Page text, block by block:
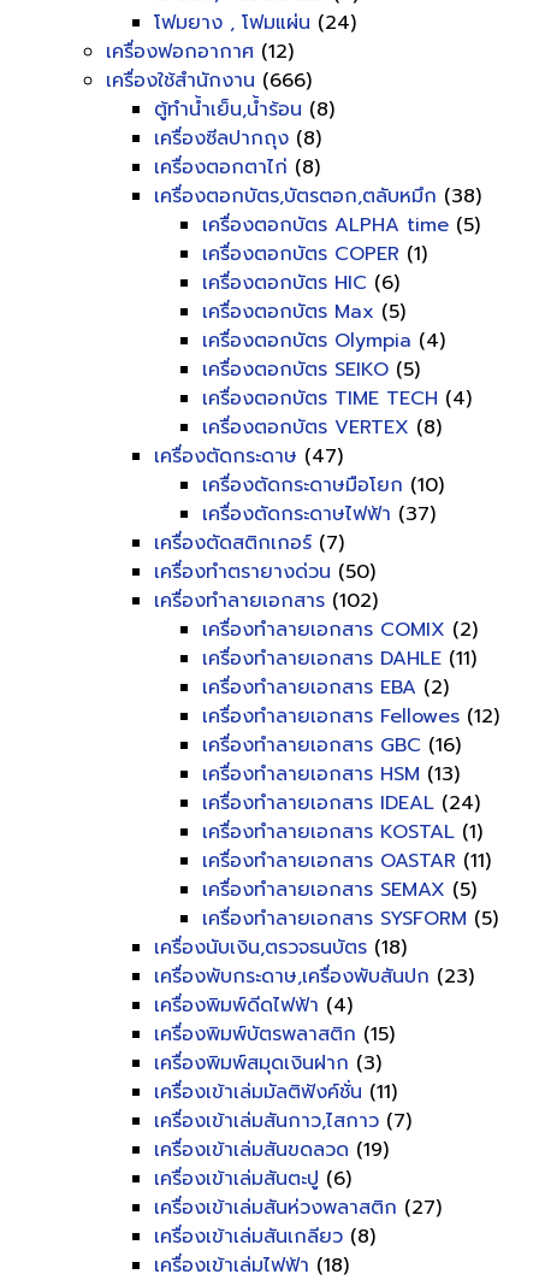
โฟมยาง , โฟมแผ่น (24)
เครื่องฟอกอากาศ (12)
เครื่องใช้สำนักงาน (666)
ตู้ทำน้ำเย็น,น้ำร้อน (8)
เครื่องซีลปากถุง (8)
เครื่องตอกตาไก่ (8)
เครื่องตอกบัตร,บัตรตอก,ตลับหมึก (38)
เครื่องตอกบัตร ALPHA time (5)
เครื่องตอกบัตร COPER (1)
เครื่องตอกบัตร HIC (6)
เครื่องตอกบัตร Max (5)
เครื่องตอกบัตร Olympia (4)
เครื่องตอกบัตร SEIKO (5)
เครื่องตอกบัตร TIME TECH (4)
เครื่องตอกบัตร VERTEX (8)
เครื่องตัดกระดาษ (47)
เครื่องตัดกระดาษมือโยก (10)
เครื่องตัดกระดาษไฟฟ้า (37)
เครื่องตัดสติกเกอร์ (7)
เครื่องทำตรายางด่วน (50)
เครื่องทำลายเอกสาร (102)
เครื่องทำลายเอกสาร COMIX (2)
เครื่องทำลายเอกสาร DAHLE (11)
เครื่องทำลายเอกสาร EBA (2)
เครื่องทำลายเอกสาร Fellowes (12)
เครื่องทำลายเอกสาร GBC (16)
เครื่องทำลายเอกสาร HSM (13)
เครื่องทำลายเอกสาร IDEAL (24)
เครื่องทำลายเอกสาร KOSTAL (1)
เครื่องทำลายเอกสาร OASTAR (11)
เครื่องทำลายเอกสาร SEMAX (5)
เครื่องทำลายเอกสาร SYSFORM (5)
เครื่องนับเงิน,ตรวจธนบัตร (18)
เครื่องพับกระดาษ,เครื่องพับสันปก (23)
เครื่องพิมพ์ดีดไฟฟ้า (4)
เครื่องพิมพ์บัตรพลาสติก (15)
เครื่องพิมพ์สมุดเงินฝาก (3)
เครื่องเข้าเล่มมัลติฟังค์ชั่น (11)
เครื่องเข้าเล่มสันกาว,ไสกาว (7)
เครื่องเข้าเล่มสันขดลวด (19)
เครื่องเข้าเล่มสันตะปู (6)
เครื่องเข้าเล่มสันห่วงพลาสติก (27)
เครื่องเข้าเล่มสันเกลียว (8)
เครื่องเข้าเล่มไฟฟ้า (18)